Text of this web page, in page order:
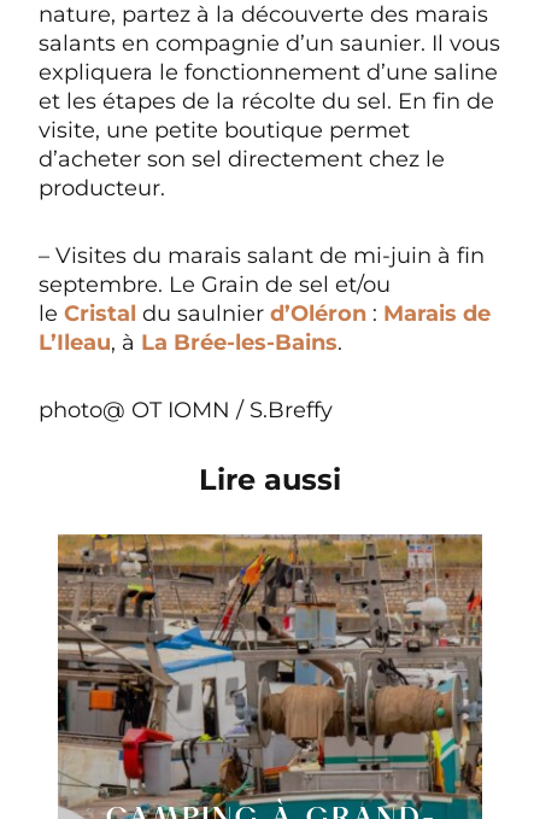
nature, partez à la découverte des marais
salants en compagnie d’un saunier. Il vous
expliquera le fonctionnement d’une saline
et les étapes de la récolte du sel. En fin de
visite, une petite boutique permet
d’acheter son sel directement chez le
producteur.
– Visites du marais salant de mi-juin à fin
septembre. Le Grain de sel et/ou
le Cristal du saulnier d’Oléron : Marais de
L’Ileau, à La Brée-les-Bains.
photo@ OT IOMN / S.Breffy
Lire aussi